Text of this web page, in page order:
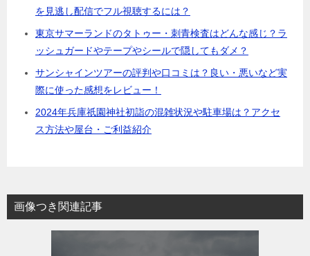
を見逃し配信でフル視聴するには？
東京サマーランドのタトゥー・刺青検査はどんな感じ？ラ
ッシュガードやテープやシールで隠してもダメ？
サンシャインツアーの評判や口コミは？良い・悪いなど実
際に使った感想をレビュー！
2024年兵庫祇園神社初詣の混雑状況や駐車場は？アクセ
ス方法や屋台・ご利益紹介
画像つき関連記事